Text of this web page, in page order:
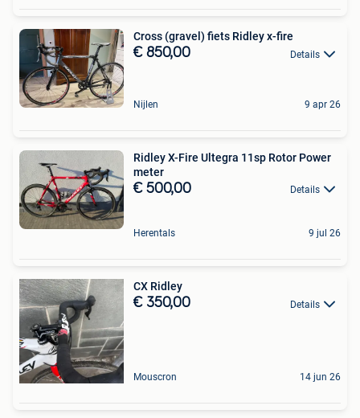
Cross (gravel) fiets Ridley x-fire
€ 850,00 Details
Nijlen 9 apr 26
Ridley X-Fire Ultegra 11sp Rotor Power
meter
€ 500,00 Details
Herentals 9 jul 26
CX Ridley
€ 350,00 Details
Mouscron 14 jun 26